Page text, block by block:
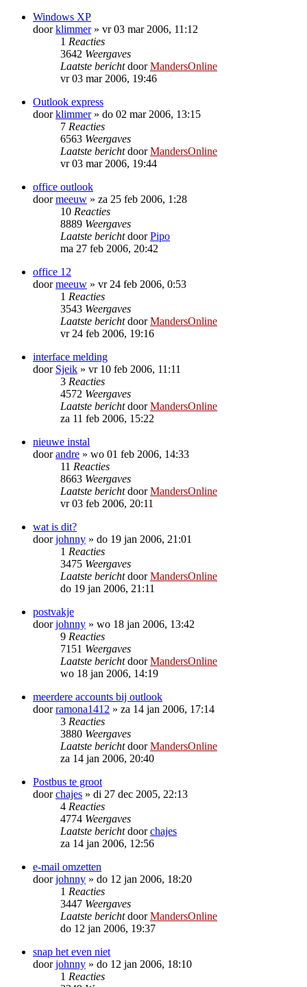
Windows XP
doorklimmer» vr 03 mar 2006, 11:12
1 Reacties
3642 Weergaves
Laatste berichtdoorMandersOnline
vr 03 mar 2006, 19:46
Outlook express
doorklimmer» do 02 mar 2006, 13:15
7 Reacties
6563 Weergaves
Laatste berichtdoorMandersOnline
vr 03 mar 2006, 19:44
office outlook
doormeeuw » za 25 feb 2006, 1:28
10 Reacties
8889 Weergaves
Laatste berichtdoorPipo
ma 27 feb 2006, 20:42
office 12
doormeeuw » vr 24 feb 2006, 0:53
1 Reacties
3543 Weergaves
Laatste berichtdoorMandersOnline
vr 24 feb 2006, 19:16
interface melding
door Sjeik » vr 10 feb 2006, 11:11
3 Reacties
4572 Weergaves
Laatste berichtdoorMandersOnline
za 11 feb 2006, 15:22
nieuwe instal
doorandre » wo 01 feb 2006, 14:33
11 Reacties
8663 Weergaves
Laatste berichtdoorMandersOnline
vr 03 feb 2006, 20:11
wat is dit?
doorjohnny » do 19 jan 2006, 21:01
1 Reacties
3475 Weergaves
Laatste berichtdoorMandersOnline
do 19 jan 2006, 21:11
postvakje
doorjohnny » wo 18 jan 2006, 13:42
9 Reacties
7151 Weergaves
Laatste berichtdoorMandersOnline
wo 18 jan 2006, 14:19
meerdere accounts bij outlook
doorramona1412 » za 14 jan 2006, 17:14
3 Reacties
3880 Weergaves
Laatste berichtdoorMandersOnline
za 14 jan 2006, 20:40
Postbus te groot
doorchajes » di 27 dec 2005, 22:13
4 Reacties
4774 Weergaves
Laatste berichtdoorchajes
za 14 jan 2006, 12:56
e-mail omzetten
doorjohnny » do 12 jan 2006, 18:20
1 Reacties
3447 Weergaves
Laatste berichtdoorMandersOnline
do 12 jan 2006, 19:37
snap het even niet
doorjohnny » do 12 jan 2006, 18:10
1 Reacties